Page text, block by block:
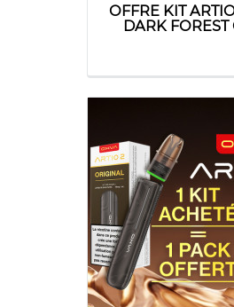
OFFRE KIT
DARK FOREST